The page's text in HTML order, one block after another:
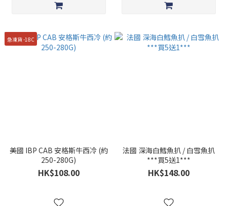
急凍貨 -18C
美國 IBP CAB 安格斯牛西冷 (約
250-280G)
HK$108.00
法國 深海白鱈魚扒 / 白雪魚扒
***買5送1***
HK$148.00